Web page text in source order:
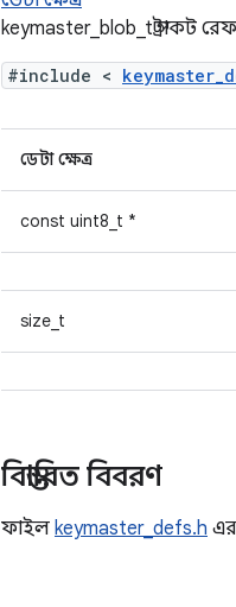
keymaster_blob_t স্ট্রাকট
#include <
ডেটা ক্ষেত্র
const uint8_t *
size_t
বিস্তারিত বিবরণ
ফাইল keymaster_defs.h এর